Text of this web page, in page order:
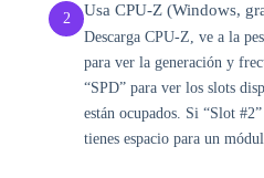
2 Usa CPU-Z (Windows,
Descarga CPU-Z, ve a la
para ver la generación y
“SPD” para ver los slots
están ocupados. Si “Slot
tienes espacio para un